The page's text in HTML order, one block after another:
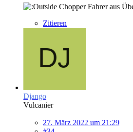
Chopper Fahrer aus
Zitieren
Django
Vulcanier
27. März 2022 um 21:29